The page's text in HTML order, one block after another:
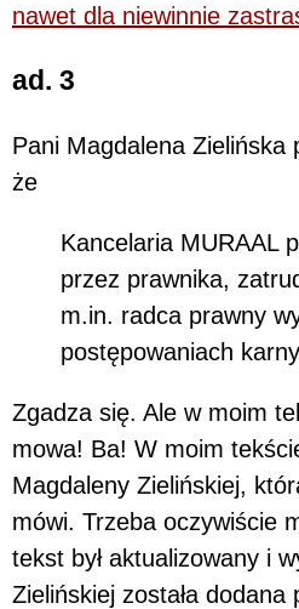
nawet dla niewinnie
ad. 3
Pani Magdalena Zielińska
że
Kancelaria MURAAL
przez prawnika,
m.in. radca prawny
postępowaniach
Zgadza się. Ale w moim
mowa! Ba! W moim
Magdaleny Zielińskiej,
mówi. Trzeba oczywiście
tekst był aktualizowany i
Zielińskiej została